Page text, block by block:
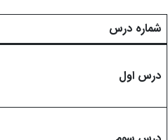
شماره درس
درس اول